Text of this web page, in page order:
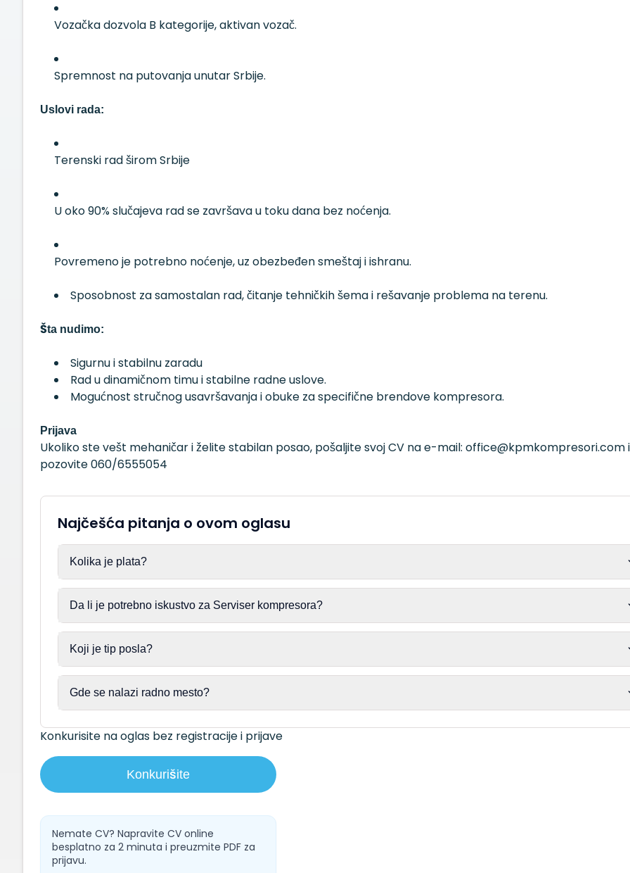
Vozačka dozvola B kategorije, aktivan vozač.
Spremnost na putovanja unutar Srbije.
Uslovi rada:
Terenski rad širom Srbije
U oko 90% slučajeva rad se završava u toku dana bez noćenja.
Povremeno je potrebno noćenje, uz obezbeđen smeštaj i ishranu.
Sposobnost za samostalan rad, čitanje tehničkih šema i rešavanje problema na terenu.
Šta nudimo:
Sigurnu i stabilnu zaradu
Rad u dinamičnom timu i stabilne radne uslove.
Mogućnost stručnog usavršavanja i obuke za specifične brendove kompresora.
Prijava
Ukoliko ste vešt mehaničar i želite stabilan posao, pošaljite svoj CV na e-mail: office@kpmkompresori.com
pozovite 060/6555054
Najčešća pitanja o ovom oglasu
Kolika je plata?
Da li je potrebno iskustvo za Serviser kompresora?
Koji je tip posla?
Gde se nalazi radno mesto?
Konkurisite na oglas bez registracije i prijave
Konkurišite
Nemate CV? Napravite CV online
besplatno za 2 minuta i preuzmite PDF za
prijavu.